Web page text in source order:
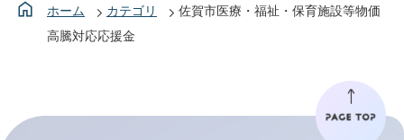
ホーム カテゴリ
佐賀市医療・福祉・保育施設等物価
高騰対応応援金